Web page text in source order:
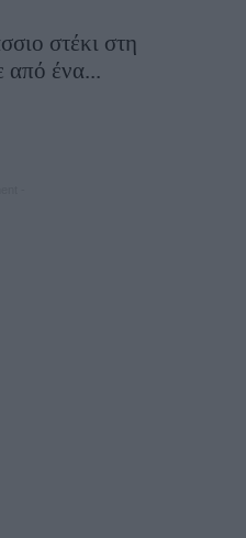
στέκι στη
από ένα...